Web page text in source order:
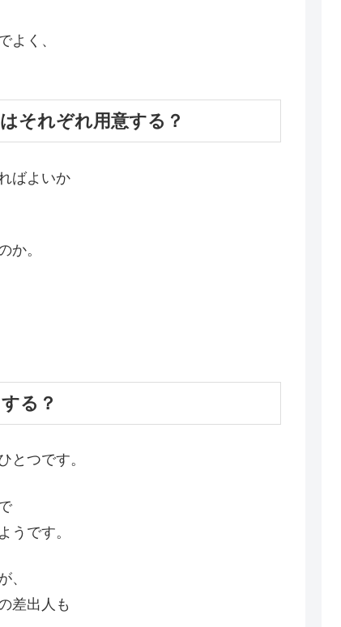
よく、
それぞれ用意する？
ばよいか
か。
る？
とつです。
うです。
、
差出人も